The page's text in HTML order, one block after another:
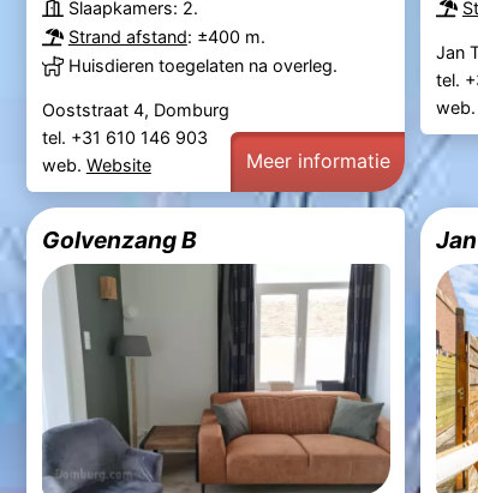
Slaapkamers: 2.
Strand afstand: ±400 m.
Huisdieren toegelaten na overleg.
Ooststraat 4, Domburg
tel. +31 610 146 903
web. Website Meer informatie
Jan
tel.
web.
Golvenzang B